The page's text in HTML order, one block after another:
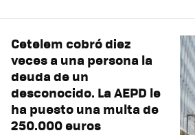
Cetelem cobró diez
veces a una persona la
deuda de un
desconocido. La AEPD le
ha puesto una multa de
250.000 euros